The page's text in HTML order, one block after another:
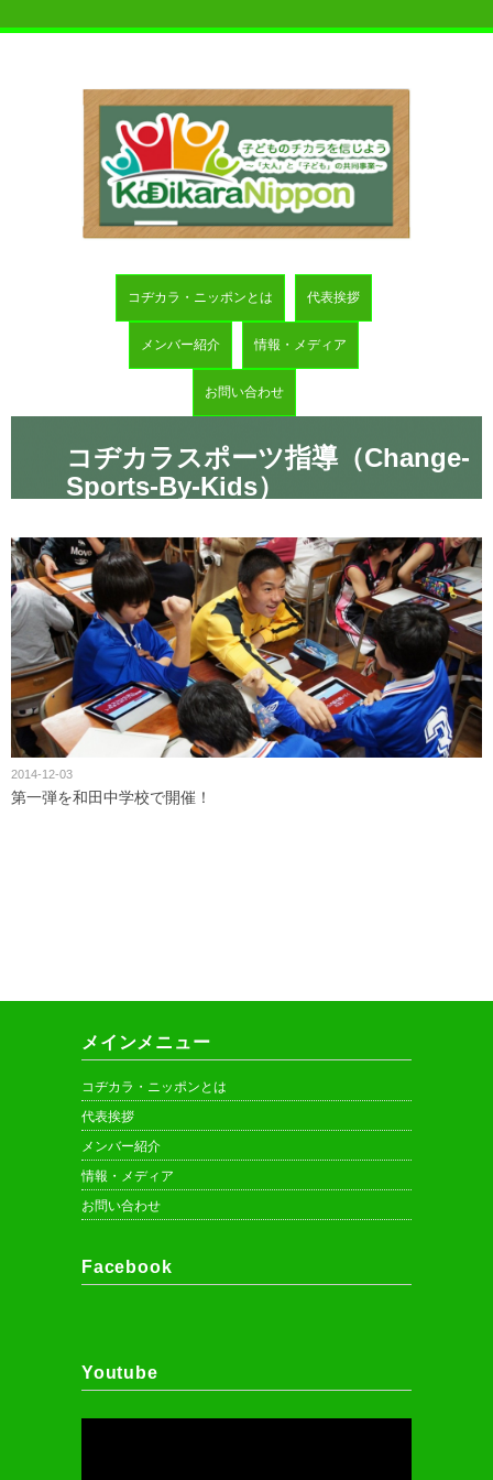
コヂカラ・ニッポンとは 代表挨拶
メンバー紹介 情報・メディア
お問い合わせ
コヂカラスポーツ指導（Change-
Sports-By-Kids）
2014-12-03
第一弾を和田中学校で開催！
メインメニュー
コヂカラ・ニッポンとは
代表挨拶
メンバー紹介
情報・メディア
お問い合わせ
Facebook
Youtube